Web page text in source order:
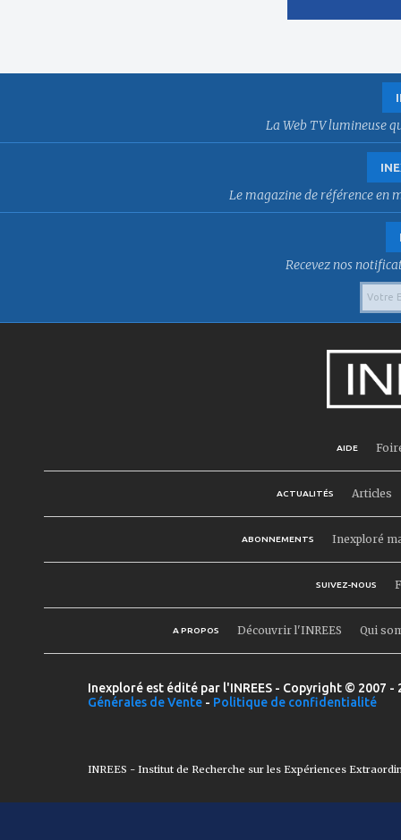
La Web TV lumineuse
Le magazine de référence en
Recevez nos
AIDE
ACTUALITÉS Articles
ABONNEMENTS Inexploré
SUIVEZ-NOUS
A PROPOS Découvrir l'INREES Qui
Inexploré est édité par l'INREES - Copyright © 2007
Générales de Vente - Politique de confidentialité
INREES - Institut de Recherche sur les Expériences